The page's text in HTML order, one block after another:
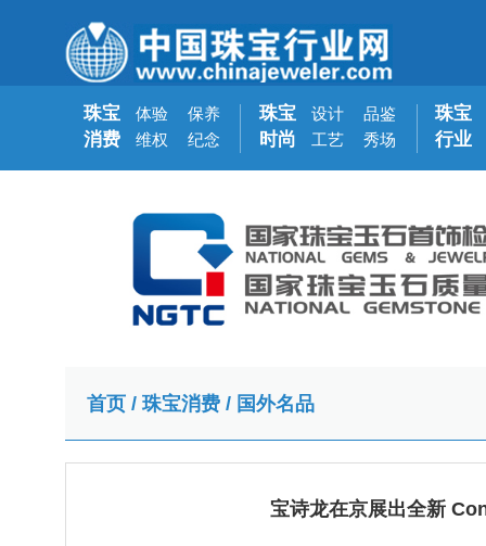
珠宝
消费
体验
维权
保养
纪念
珠宝
时尚
设计
工艺
品鉴
秀场
珠宝
行业
首页 / 珠宝消费 / 国外名品
宝诗龙在京展出全新